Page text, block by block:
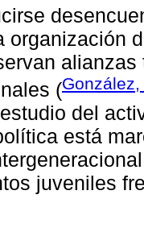
organización
(
del
está
juveniles